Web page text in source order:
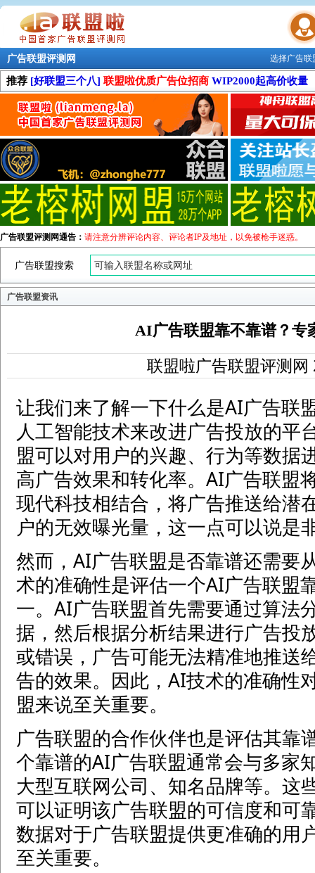
联盟学院
选择广告
广告联盟评测网
推荐 [好联盟三个八] 联盟啦优质广告位招商 WIP2000起高价收量
广告联盟评测网通告： 请注意分辨评论内容、评论者IP及地址，以免被枪手迷惑。
广告联盟搜索
广告联盟资讯
AI广告联盟靠不靠谱？专
联盟啦广告联盟评测网
让我们来了解一下什么是AI广告联
人工智能技术来改进广告投放的平
盟可以对用户的兴趣、行为等数据
高广告效果和转化率。AI广告联盟
现代科技相结合，将广告推送给潜
户的无效曝光量，这一点可以说是
然而，AI广告联盟是否靠谱还需要
术的准确性是评估一个AI广告联盟
一。AI广告联盟首先需要通过算法
据，然后根据分析结果进行广告投
或错误，广告可能无法精准地推送
告的效果。因此，AI技术的准确性
盟来说至关重要。
广告联盟的合作伙伴也是评估其靠
个靠谱的AI广告联盟通常会与多家
大型互联网公司、知名品牌等。这
可以证明该广告联盟的可信度和可
数据对于广告联盟提供更准确的用
至关重要。